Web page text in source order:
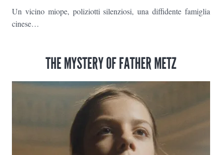
Un vicino miope, poliziotti silenziosi, una diffidente famiglia
cinese…
THE MYSTERY OF FATHER METZ